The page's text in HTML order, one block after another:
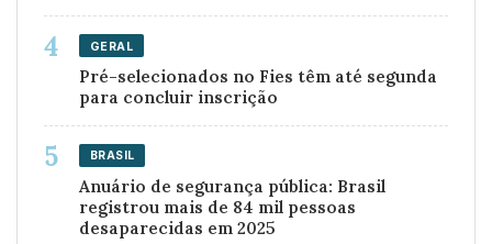
GERAL
Pré-selecionados no Fies têm até segunda
para concluir inscrição
BRASIL
Anuário de segurança pública: Brasil
registrou mais de 84 mil pessoas
desaparecidas em 2025